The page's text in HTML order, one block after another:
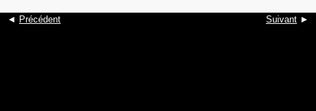
◄ Précédent Suivant ►